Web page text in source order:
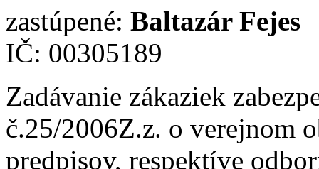
zastúpené: Baltazár Fejes
IČ: 00305189
Zadávanie zákaziek
č.25/2006Z.z. o verejnom
predpisov, respektíve